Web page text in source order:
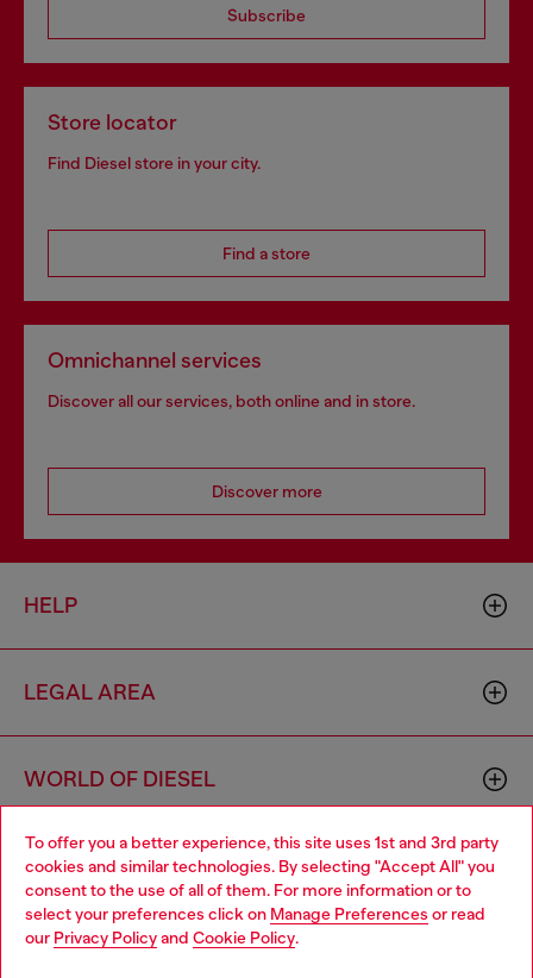
To offer you a better experience, this site uses 1st and 3rd party
cookies and similar technologies. By selecting "Accept All" you
consent to the use of all of them. For more information or to
select your preferences click on Manage Preferences or read
our Privacy Policyand Cookie Policy.
Subscribe
Store locator
Find Diesel store in your city.
Find a store
Omnichannel services
Discover all our services, both online and in store.
Discover more
HELP
LEGAL AREA
WORLD OF DIESEL
CORPORATE
Choose your location
You are currently browsing South Korea website, but it seems
you may be based in United States